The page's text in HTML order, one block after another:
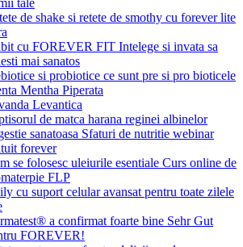
tale
de shake si retete de smothy cu forever lite
cu FOREVER FIT Intelege si invata sa
mai sanatos
si probiotice ce sunt pre si pro bioticele
Mentha Piperata
Levantica
de matca harana reginei albinelor
sanatoasa Sfaturi de nutritie webinar
forever
se folosesc uleiurile esentiale Curs online de
FLP
cu suport celular avansat pentru toate zilele
a confirmat foarte bine Sehr Gut
FOREVER!